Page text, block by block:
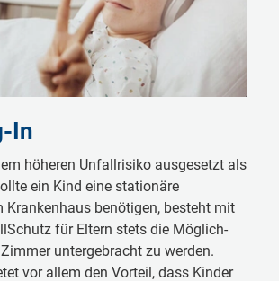
In
höheren Unfallrisiko ausgesetzt als
ein Kind eine stationäre
Krankenhaus benötigen, besteht mit
für Eltern stets die Möglich­
untergebracht zu werden.
vor allem den Vorteil, dass Kinder